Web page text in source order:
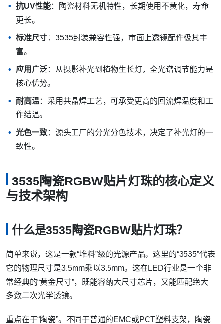
抗UV性能：陶瓷材料无机特性，长期使用不黄化，寿命
更长。
标准尺寸：3535封装兼容性强，市面上透镜配件极其丰
富。
应用广泛：从摄影补光到植物生长灯，全光谱调节能力是
核心优势。
耐高温 ：采用共晶焊工艺，可承受更高的回流焊温度和工
作结温。
光色一致：源头工厂的分光分色技术，决定了补光灯的一
致性。
3535陶瓷RGBW贴片灯珠的核心定义
与技术架构
什么是3535陶瓷RGBW贴片灯珠？
简单来说，这是一款“堆料”级的光源产品。这里的“3535”代表
它的物理尺寸是3.5mm乘以3.5mm。这在LED行业是一个非
常经典的“黄金尺寸”，既能容纳大尺寸芯片，又能匹配绝大
多数二次光学透镜。
重点在于“陶瓷”。不同于普通的EMC或PCT塑料支架，陶瓷